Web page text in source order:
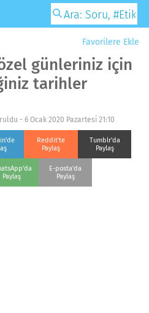
Favorilere Ekle
günleriniz için
tarihler
- 6 Ocak 2020 Pazartesi 21:10
Reddit'te
Paylaş
Tumblr'da
Paylaş
Paylaş
E-posta'da
Paylaş